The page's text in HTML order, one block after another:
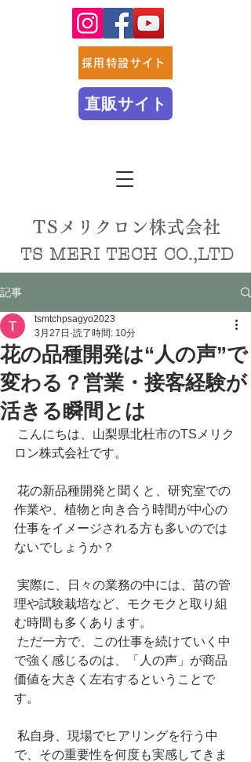
TSメリクロン株式会社
TS MERI TECH CO.,LTD
採用特設サイト
直販サイト
記事
花の品種開発は“人の声”で
変わる？営業・接客経験が
活きる瞬間とは
tsmtchpsagyo2023
3月27日 読了時間: 10分
ロン株式会社です。
作業や、植物と向き合う時間が中心の
仕事をイメージされる方も多いのでは
ないでしょうか？
理や試験栽培など、モクモクと取り組
む時間も多くあります。
で強く感じるのは、「人の声」が商品
価値を大きく左右するということで
す。
で、その重要性を何度も実感してきま